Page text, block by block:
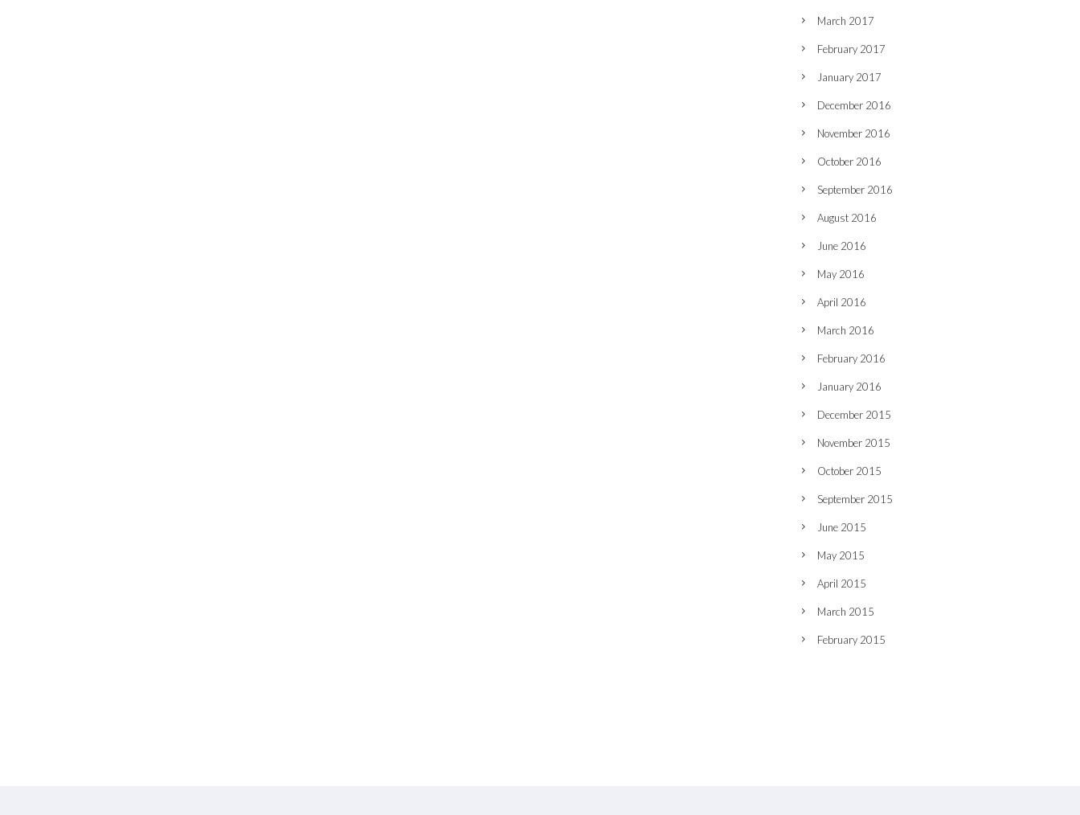
March 2017
February 2017
January 2017
December 2016
November 2016
October 2016
September 2016
August 2016
June 2016
May 2016
April 2016
March 2016
February 2016
January 2016
December 2015
November 2015
October 2015
September 2015
June 2015
May 2015
April 2015
March 2015
February 2015